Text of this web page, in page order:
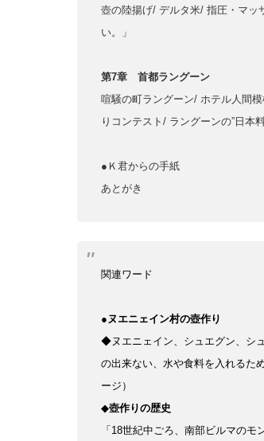
壺の陸揚げ/ デルタ米/ 指圧・マッ
い。」
第7章 首都ラングーン
喧騒の町ラングーン/ ホテル人間
りコンテスト/ ラングーンの”日本
●Ｋ君からの手紙
あとがき
関連ワード
● ヌエニェイン村の壺作り
◆ヌエニェイン、シュエグン、シ
の出来ない、水や食料を入れるた
ージ）
◆壺作りの歴史
「18世紀中ごろ、南部ビルマの